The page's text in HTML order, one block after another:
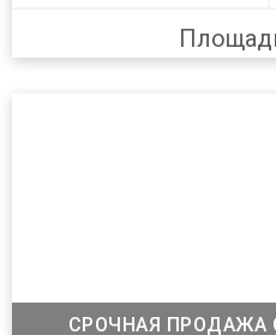
СРОЧНАЯ ПРОДАЖА